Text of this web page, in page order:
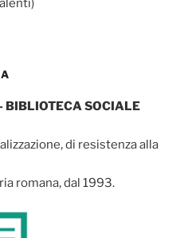
BIBLIOTECA SOCIALE
di resistenza alla
romana, dal 1993.